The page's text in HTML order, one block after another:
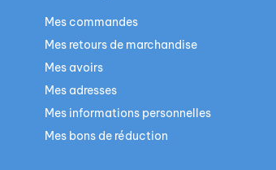
Mes commandes
Mes retours de marchandise
Mes avoirs
Mes adresses
Mes informations personnelles
Mes bons de réduction